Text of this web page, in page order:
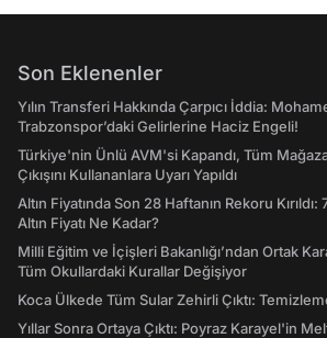
Son Eklenenler
Yılın Transferi Hakkında Çarpıcı İddia:
Trabzonspor’daki Gelirlerine Haciz Engeli!
Türkiye'nin Ünlü AVM'si Kapandı, Tüm
Çıkışını Kullananlara Uyarı Yapıldı
Altın Fiyatında Son 28 Haftanın Rekoru
Altın Fiyatı Ne Kadar?
Milli Eğitim ve İçişleri Bakanlığı’ndan Ortak
Tüm Okullardaki Kurallar Değişiyor
Koca Ülkede Tüm Sular Zehirli Çıktı:
Yıllar Sonra Ortaya Çıktı: Poyraz Karayel'in